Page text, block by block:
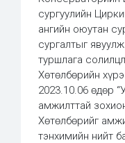
сургуулийн
ангийн оюутан
сургалтыг
туршлага
Хөтөлбөрийн
2023.10.06 өдөр
амжилттай
Хөтөлбөрийг
тэнхимийн нийт